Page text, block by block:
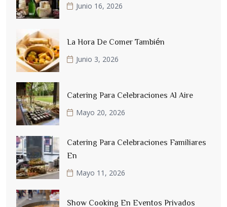
Junio 16, 2026
La Hora De Comer También
Junio 3, 2026
Catering Para Celebraciones Al Aire
Mayo 20, 2026
Catering Para Celebraciones Familiares
En
Mayo 11, 2026
Show Cooking En Eventos Privados